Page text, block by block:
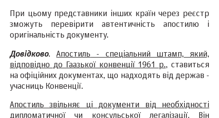
При цьому представники інших країн через реєстр
зможуть перевірити автентичність апостилю і
оригінальність документу.
Довідково.Апостиль - спеціальний штамп, який,
відповідно до Гаазької конвенції 1961 р., ставиться
на офіційних документах, що надходять від держав -
учасниць Конвенції.
Апостиль звільняє ці документи від необхідності
дипломатичної чи консульської легалізації. Він